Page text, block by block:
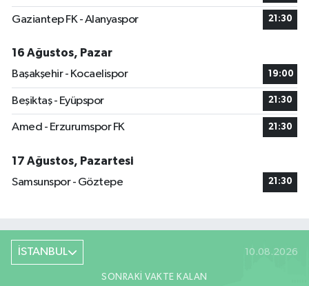
Gaziantep FK - Alanyaspor 21:30
16 Ağustos, Pazar
Başakşehir - Kocaelispor
19:00
Beşiktaş - Eyüpspor 21:30
Amed - Erzurumspor FK 21:30
17 Ağustos, Pazartesi
Samsunspor - Göztepe
21:30
İSTANBUL 10.08.2026
SONRAKI VAKTE KALAN